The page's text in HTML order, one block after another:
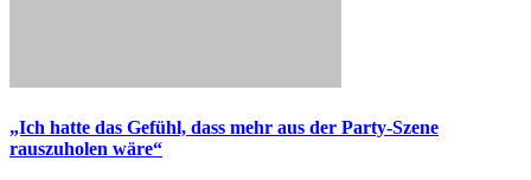
„Ich hatte das Gefühl, dass mehr aus der Party-Szene
rauszuholen wäre“